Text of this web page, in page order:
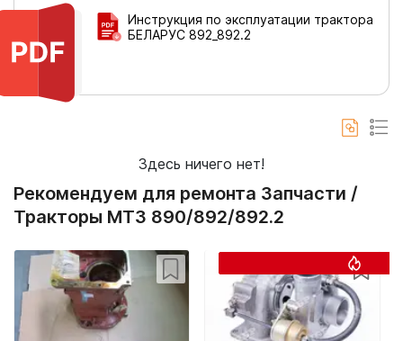
Инструкция по эксплуатации трактора
БЕЛАРУС 892_892.2
Здесь ничего нет!
Рекомендуем для ремонта Запчасти /
Тракторы МТЗ 890/892/892.2